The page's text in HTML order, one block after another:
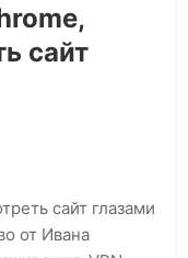
сайт
сайт глазами
от Ивана